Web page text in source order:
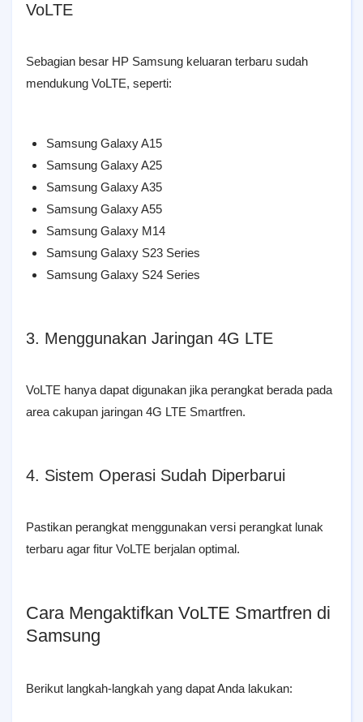
VoLTE
Sebagian besar HP Samsung keluaran terbaru sudah
mendukung VoLTE, seperti:
Samsung Galaxy A15
Samsung Galaxy A25
Samsung Galaxy A35
Samsung Galaxy A55
Samsung Galaxy M14
Samsung Galaxy S23 Series
Samsung Galaxy S24 Series
3. Menggunakan Jaringan 4G LTE
VoLTE hanya dapat digunakan jika perangkat berada pada
area cakupan jaringan 4G LTE Smartfren.
4. Sistem Operasi Sudah Diperbarui
Pastikan perangkat menggunakan versi perangkat lunak
terbaru agar fitur VoLTE berjalan optimal.
Cara Mengaktifkan VoLTE Smartfren di
Samsung
Berikut langkah-langkah yang dapat Anda lakukan: